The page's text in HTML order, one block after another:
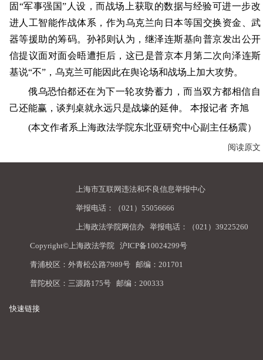
固“军事强国”人设，而战场上获取的数据与经验可进一步改
进人工智能作战体系，作为乌克兰向日本等国交换资金、武
器等援助的筹码。孙祁则认为，继泽连斯基向普京发出公开
信提议面对面会晤遭拒后，这已是普京本月第二次向泽连斯
基说“不”，乌克兰可能因此在舆论场和战场上加大攻势。
俄乌恐怕都还在为下一轮攻势蓄力，而当双方都相信自
己还能赢，谈判桌就永远只是战壕的延伸。 本报记者 齐旭
(本文作者系上海政法学院东北亚研究中心副主任杨震）
阅读原文
上海市互联网违法和不良信息举报中心
举报电话：（021）55056666
上海政法学院网信办 举报电话：（021）39225260
Copyright©上海政法学院 沪ICP备10024299号
青浦校区：外青松公路7989号 邮编：201701
普陀校区：三源路175号 邮编：200333
快速链接